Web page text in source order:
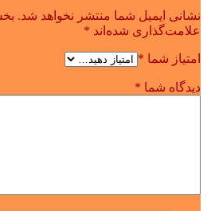
نشانی ایمیل شما منتشر نخواهد شد.
علامت‌گذاری شده‌اند *
امتیاز شما *
دیدگاه شما *